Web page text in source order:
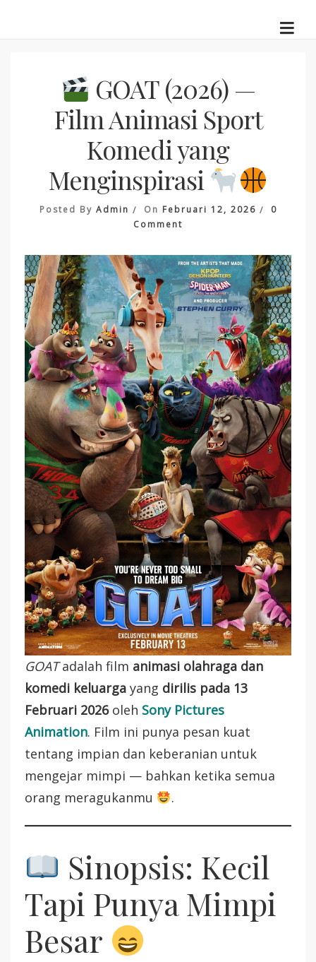
GOAT (2026) —
Film Animasi Sport
Komedi yang
Menginspirasi
Posted By Admin On Februari 12, 2026
0
Comment
GOAT
(2026)
—
Film
Animasi
Sport
Komedi
Yang
Menginspirasi
GOATadalah film animasi olahraga dan
komedi keluarga yang dirilis pada 13
Februari 2026oleh Sony Pictures
Animation. Film ini punya pesan kuat
tentang impian dan keberanian untuk
mengejar mimpi — bahkan ketika semua
orang meragukanmu
.
Sinopsis: Kecil
Tapi Punya Mimpi
Besar